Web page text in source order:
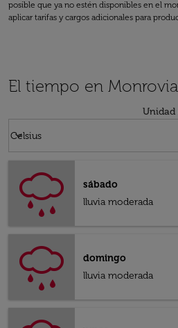
posible que ya no estén disponibles en el
aplicar tarifas y cargos adicionales para
El tiempo en Monrovia
Celsius
keyboard_arrow_down
sábado
lluvia moderada
domingo
lluvia moderada